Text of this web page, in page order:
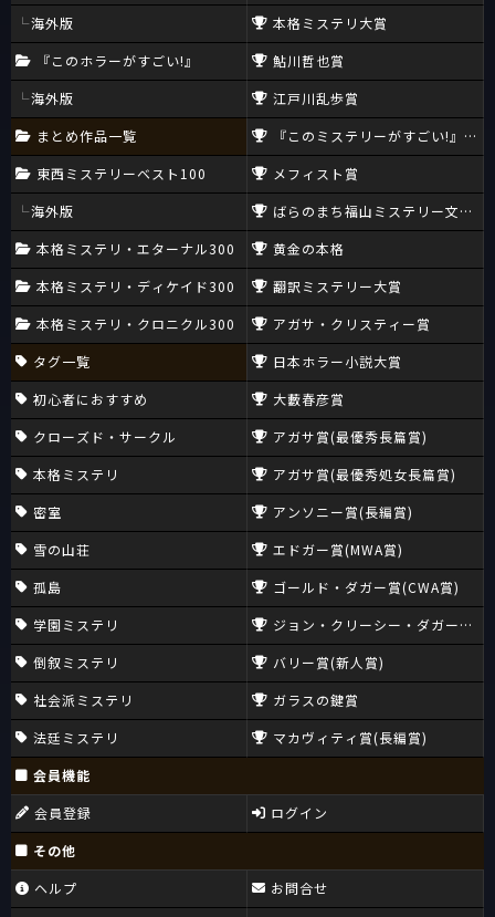
海外版
『このホラーがすごい!』
海外版
まとめ作品一覧
東西ミステリーベスト100
海外版
本格ミステリ・エターナル300
本格ミステリ・ディケイド300
本格ミステリ・クロニクル300
タグ一覧
初心者におすすめ
クローズド・サークル
本格ミステリ
密室
雪の山荘
孤島
学園ミステリ
倒叙ミステリ
社会派ミステリ
法廷ミステリ
本格ミステリ大賞
鮎川哲也賞
江戸川乱歩賞
『このミステリーがすごい!』大賞
メフィスト賞
ばらのまち福山ミステリー文学新
黄金の本格
翻訳ミステリー大賞
アガサ・クリスティー賞
日本ホラー小説大賞
大藪春彦賞
アガサ賞(最優秀長篇賞)
アガサ賞(最優秀処女長篇賞)
アンソニー賞(長編賞)
エドガー賞(MWA賞)
ゴールド・ダガー賞(CWA賞)
ジョン・クリーシー・ダガー賞
バリー賞(新人賞)
ガラスの鍵賞
マカヴィティ賞(長編賞)
会員機能
会員登録
ログイン
その他
ヘルプ
お問合せ